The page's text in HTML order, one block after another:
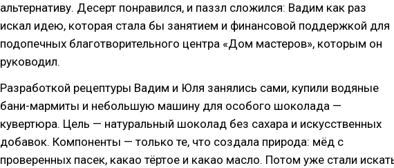
альтернативу. Десерт понравился, и паззл сложился: Вадим как раз
искал идею, которая стала бы занятием и финансовой поддержкой для
подопечных благотворительного центра «Дом мастеров», которым он
руководил.
Разработкой рецептуры Вадим и Юля занялись сами, купили водяные
бани-мармиты и небольшую машину для особого шоколада —
кувертюра. Цель — натуральный шоколад без сахара и искусственных
добавок. Компоненты — только те, что создала природа: мёд с
проверенных пасек, какао тёртое и какао масло. Потом уже стали